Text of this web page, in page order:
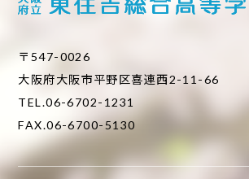
〒547-0026
大阪府大阪市平野区喜連西2-11-66
TEL.06-6702-1231
FAX.06-6700-5130